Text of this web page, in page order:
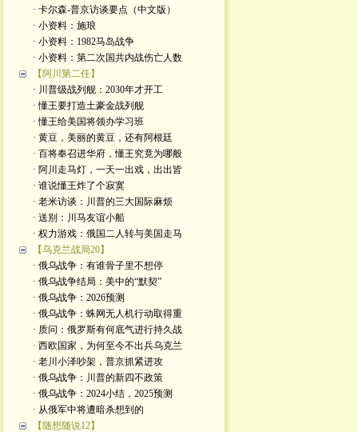
· 卡尔森-普京访谈要点（中文版）
· 小资料：施琅
· 小资料：1982马岛战争
· 小资料：第二次国共内战伤亡人数
【阿川第二任】
· 川普级战列舰：2030年才开工
· 懂王要打造土豪金战列舰
· 懂王给美国将领办学习班
· 黄豆，美丽的黄豆，还有阿根廷
· 百将奉召进华府，懂王究竟为哪般
· 阿川走马灯，一天一出戏，出出皆
· 谁说懂王炸了个寂寞
· 老米访谈：川普的三大国际麻烦
· 送别：川马友谊小船
· 权力游戏：俄国二人转与美国走马
【乌克兰战局20】
· 俄乌战争：有谁骨子里不想停
· 俄乌战争结局：美中的“默契”
· 俄乌战争：2026预测
· 俄乌战争：蛛网无人机行动取得重
· 质问：俄罗斯有何底气进行持久战
· 西欧国家，为何至今不出兵乌克兰
· 老川小泽吵架，普京抓紧进攻
· 俄乌战争：川普的新四不政策
· 俄乌战争：2024小结，2025预测
· 从俄军中将遭暗杀想到的
【随想随说12】